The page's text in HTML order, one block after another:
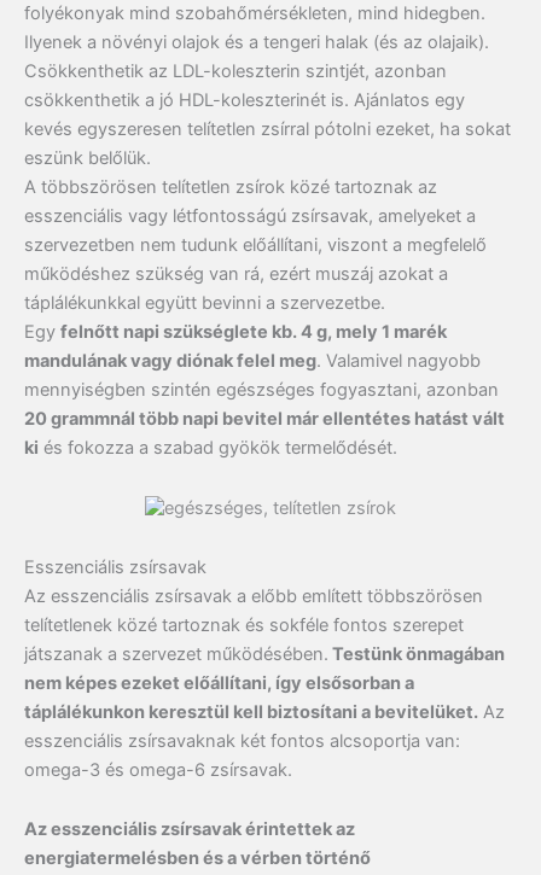
folyékonyak mind szobahőmérsékleten, mind hidegben.
Ilyenek a növényi olajok és a tengeri halak (és az olajaik).
Csökkenthetik az LDL-koleszterin szintjét, azonban
csökkenthetik a jó HDL-koleszterinét is. Ajánlatos egy
kevés egyszeresen telítetlen zsírral pótolni ezeket, ha sokat
eszünk belőlük.
A többszörösen telítetlen zsírok közé tartoznak az
esszenciális vagy létfontosságú zsírsavak, amelyeket a
szervezetben nem tudunk előállítani, viszont a megfelelő
működéshez szükség van rá, ezért muszáj azokat a
táplálékunkkal együtt bevinni a szervezetbe.
Egy felnőtt napi szükséglete kb. 4 g, mely 1 marék
mandulának vagy diónak felel meg. Valamivel nagyobb
mennyiségben szintén egészséges fogyasztani, azonban
20 grammnál több napi bevitel már ellentétes hatást vált
ki és fokozza a szabad gyökök termelődését.
Esszenciális zsírsavak
Az esszenciális zsírsavak a előbb említett többszörösen
telítetlenek közé tartoznak és sokféle fontos szerepet
játszanak a szervezet működésében. Testünk önmagában
nem képes ezeket előállítani, így elsősorban a
táplálékunkon keresztül kell biztosítani a bevitelüket. Az
esszenciális zsírsavaknak két fontos alcsoportja van:
omega-3 és omega-6 zsírsavak.
Az esszenciális zsírsavak érintettek az
energiatermelésben és a vérben történő